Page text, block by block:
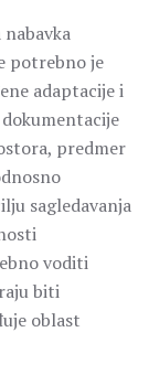
potrebno je
adaptacije i
predmer
sagledavanja
voditi
biti
oblast